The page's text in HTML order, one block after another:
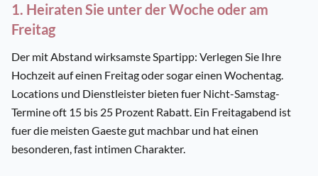
1. Heiraten Sie unter der Woche oder am
Freitag
Der mit Abstand wirksamste Spartipp: Verlegen Sie Ihre
Hochzeit auf einen Freitag oder sogar einen Wochentag.
Locations und Dienstleister bieten fuer Nicht-Samstag-
Termine oft 15 bis 25 Prozent Rabatt. Ein Freitagabend ist
fuer die meisten Gaeste gut machbar und hat einen
besonderen, fast intimen Charakter.